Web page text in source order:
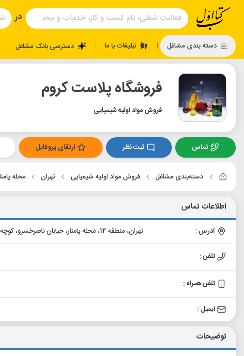
در
دسته بندی مشاغل | تبلیغات با ما | دسترسی بانک مشاغل |
فروشگاه پلاست کروم
فروش مواد اولیه شیمیایی
تماس ثبت نظر ارتقای پروفایل
دسته‌بندی مشاغل فروش مواد اولیه شیمیایی تهران محله
اطلاعات تماس
آدرس : تهران، منطقه 12، محله پامنار، خیابان ناصرخسرو، کوچه خدابنده لو، روبروی پاساژ نظام زاده، واحد 40/1
تلفن :
تلفن همراه :
ایمیل :
توضیحات